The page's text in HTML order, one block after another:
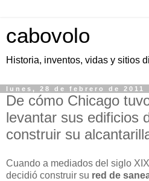
cabovolo
Historia, inventos, vidas y sitios
lunes, 28 de febrero de 2011
De cómo Chicago
levantar sus edificios
construir su
Cuando a mediados del siglo
decidió construir su red de